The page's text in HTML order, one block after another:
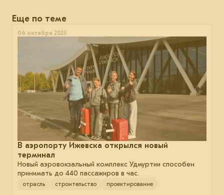
Еще по теме
06 октября 2025
В аэропорту Ижевска открылся новый
терминал
Новый аэровокзальный комплекс Удмуртии способен
принимать до 440 пассажиров в час.
отрасль строительство проектирование